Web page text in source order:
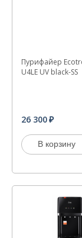
Пурифайер
U4LE UV black-SS
26 300
В корзину